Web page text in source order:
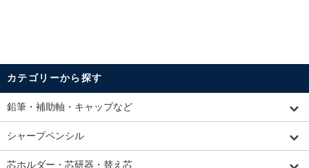
カテゴリーから探す
鉛筆・補助軸・キャップなど
シャープペンシル
芯ホルダー・芯研器・替え芯